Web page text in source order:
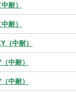
耐）
耐）
（中耐）
中耐）
中耐）